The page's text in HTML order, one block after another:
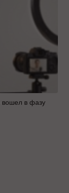
вошел в фазу